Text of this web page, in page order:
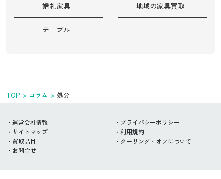
婚礼家具 地域の家具買取
テーブル
TOP コラム 処分
運営会社情報
プライバシーポリシー
サイトマップ
利用規約
買取品目
クーリング・オフについて
お問合せ